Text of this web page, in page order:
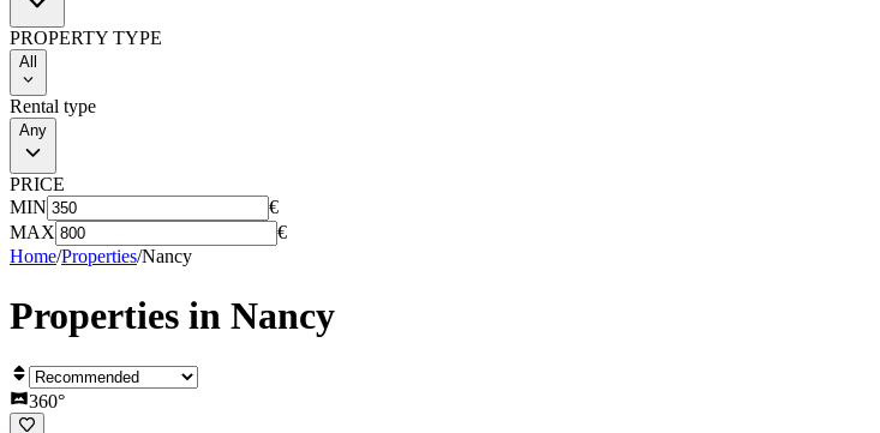
PROPERTY TYPE
All
Rental type
Any
PRICE
MIN
€
MAX
€
Home/Properties/Nancy
Properties in Nancy
360°